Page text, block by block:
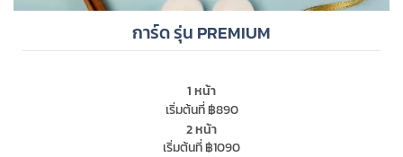
การ์ด รุ่น PREMIUM
1 หน้า
เริ่มต้นที่ ฿890
2 หน้า
เริ่มต้นที่ ฿1090